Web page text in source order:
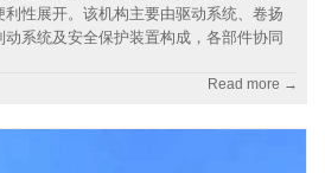
性展开。该机构主要由驱动系统、卷扬
系统及安全保护装置构成，各部件协同
Read more →